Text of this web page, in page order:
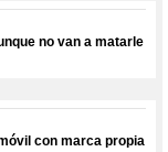
no van a matarle
con marca propia